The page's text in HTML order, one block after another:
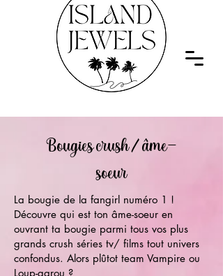
Bougies crush / âme-
soeur
La bougie de la fangirl numéro 1 !
Découvre qui est ton âme-soeur en
ouvrant ta bougie parmi tous vos plus
grands crush séries tv/ films tout univers
confondus. Alors plûtot team Vampire ou
Loup-garou ?